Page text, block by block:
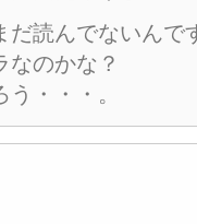
だ読んでないんで
なのかな？
・・・。